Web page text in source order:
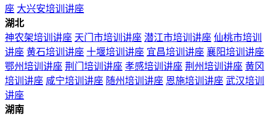
座 大兴安培训讲座
湖北
神农架培训讲座 天门市培训讲座 潜江市培训讲座 仙桃市培训
讲座 黄石培训讲座 十堰培训讲座 宜昌培训讲座 襄阳培训讲座
鄂州培训讲座 荆门培训讲座 孝感培训讲座 荆州培训讲座 黄冈
培训讲座 咸宁培训讲座 随州培训讲座 恩施培训讲座 武汉培训
讲座
湖南